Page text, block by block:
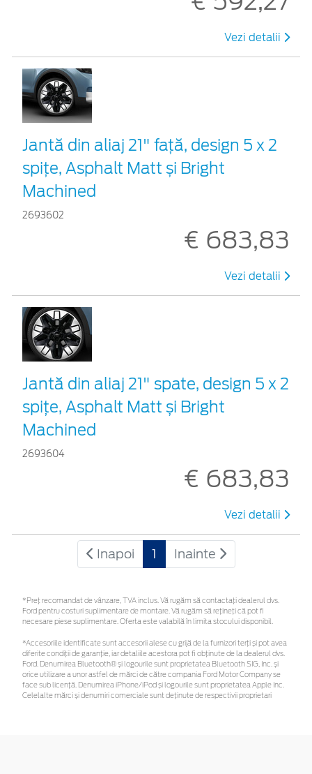
Vezi detalii
Jantă din aliaj 21" față, design 5 x 2
spițe, Asphalt Matt și Bright
Machined
2693602
€ 683,83
Vezi detalii
Jantă din aliaj 21" spate, design 5 x 2
spițe, Asphalt Matt și Bright
Machined
2693604
€ 683,83
Vezi detalii
Inapoi 1 Inainte
*Preţ recomandat de vânzare, TVA inclus. Vă rugăm să contactaţi dealerul dvs.
Ford pentru costuri suplimentare de montare. Vă rugăm să rețineți că pot fi
necesare piese suplimentare. Oferta este valabilă în limita stocului disponibil.
*Accesoriile identificate sunt accesorii alese cu grijă de la furnizori terți și pot avea
diferite condiții de garanție, iar detaliile acestora pot fi obținute de la dealerul dvs.
Ford. Denumirea Bluetooth® și logourile sunt proprietatea Bluetooth SIG, Inc. și
orice utilizare a unor astfel de mărci de către compania Ford Motor Company se
face sub licență. Denumirea iPhone/iPod și logourile sunt proprietatea Apple Inc.
Celelalte mărci și denumiri comerciale sunt deținute de respectivii proprietari